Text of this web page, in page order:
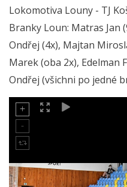
Lokomotiva Louny - TJ
Branky Loun: Matras Jan
Ondřej (4x), Majtan
Marek (oba 2x), Edelman
Ondřej (všichni po jedné